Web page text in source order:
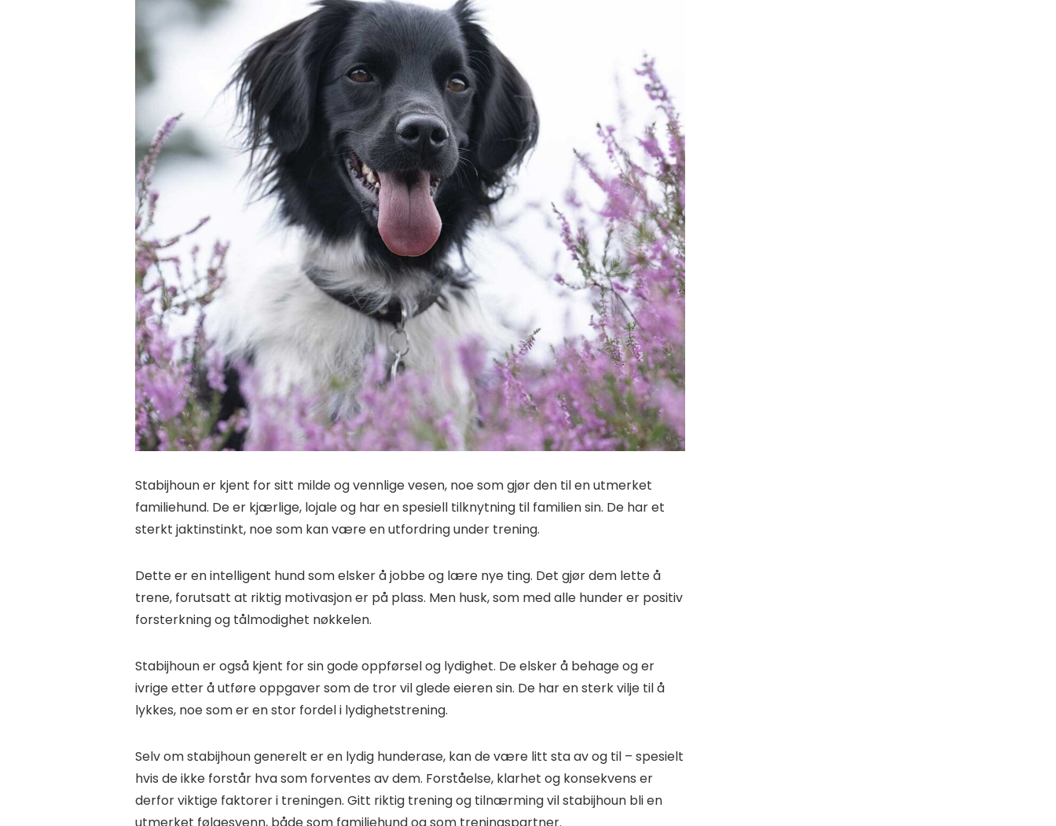
Stabijhoun er kjent for sitt milde og vennlige vesen, noe som gjør den til en utmerket
familiehund. De er kjærlige, lojale og har en spesiell tilknytning til familien sin. De har et
sterkt jaktinstinkt, noe som kan være en utfordring under trening.
Dette er en intelligent hund som elsker å jobbe og lære nye ting. Det gjør dem lette å
trene, forutsatt at riktig motivasjon er på plass. Men husk, som med alle hunder er positiv
forsterkning og tålmodighet nøkkelen.
Stabijhoun er også kjent for sin gode oppførsel og lydighet. De elsker å behage og er
ivrige etter å utføre oppgaver som de tror vil glede eieren sin. De har en sterk vilje til å
lykkes, noe som er en stor fordel i lydighetstrening.
Selv om stabijhoun generelt er en lydig hunderase, kan de være litt sta av og til – spesielt
hvis de ikke forstår hva som forventes av dem. Forståelse, klarhet og konsekvens er
derfor viktige faktorer i treningen. Gitt riktig trening og tilnærming vil stabijhoun bli en